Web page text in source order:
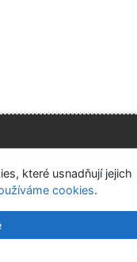
Nastavení cookies
Králové
Bohemia, s.r.o.
které usnadňují jejich
cookies.